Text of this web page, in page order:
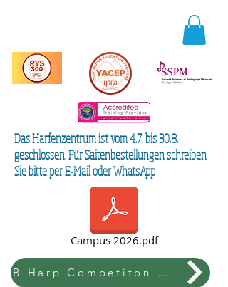
Das Harfenzentrum ist vom 4.7. bis 30.8.
geschlossen. Für Saitenbestellungen schreiben
Sie bitte per E-Mail oder WhatsApp
Campus 2026.pdf
B Harp Competiton & Festival